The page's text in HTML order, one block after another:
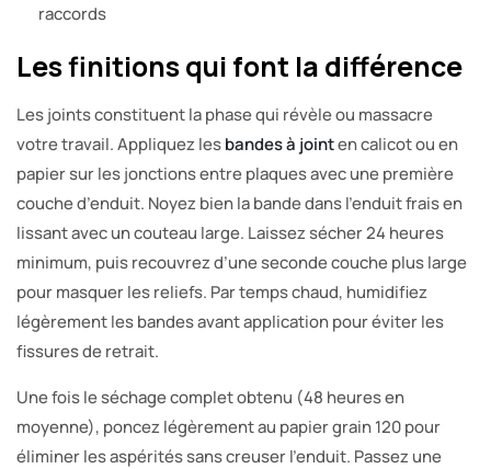
raccords
Les finitions qui font la différence
Les joints constituent la phase qui révèle ou massacre
votre travail. Appliquez lesbandes à jointen calicot ou en
papier sur les jonctions entre plaques avec une première
couche d’enduit. Noyez bien la bande dans l’enduit frais en
lissant avec un couteau large. Laissez sécher 24 heures
minimum, puis recouvrez d’une seconde couche plus large
pour masquer les reliefs. Par temps chaud, humidifiez
légèrement les bandes avant application pour éviter les
fissures de retrait.
Une fois le séchage complet obtenu (48 heures en
moyenne), poncez légèrement au papier grain 120 pour
éliminer les aspérités sans creuser l’enduit. Passez une